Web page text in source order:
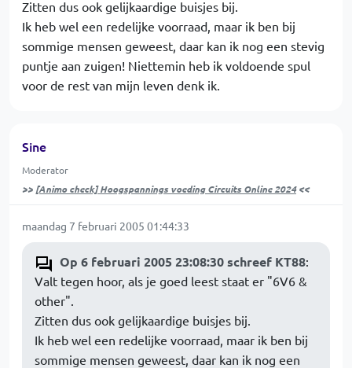
Zitten dus ook gelijkaardige buisjes bij.
Ik heb wel een redelijke voorraad, maar ik ben bij
sommige mensen geweest, daar kan ik nog een stevig
puntje aan zuigen! Niettemin heb ik voldoende spul
voor de rest van mijn leven denk ik.
Sine
Moderator
>> [Animo check] Hoogspannings voeding Circuits Online 2024<<
maandag 7 februari 2005 01:44:33
Op 6 februari 2005 23:08:30 schreef KT88:
Valt tegen hoor, als je goed leest staat er "6V6 &
other".
Zitten dus ook gelijkaardige buisjes bij.
Ik heb wel een redelijke voorraad, maar ik ben bij
sommige mensen geweest, daar kan ik nog een